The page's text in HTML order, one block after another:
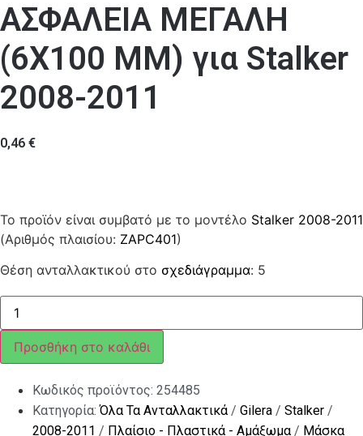
ΑΣΦΑΛΕΙΑ ΜΕΓΑΛΗ
(6Χ100 MM) για Stalker
2008-2011
0,46 €
Το προϊόν είναι συμβατό με το μοντέλο Stalker 2008-2011
(Αριθμός πλαισίου: ZAPC401)
Θέση ανταλλακτικού στο σχεδιάγραμμα: 5
ΑΣΦΑΛΕΙΑ
ΜΕΓΑΛΗ
(6Χ100
MM)
ποσότητα
Προσθήκη στο καλάθι
Κωδικός προϊόντος: 254485
Κατηγορία:Όλα Τα Ανταλλακτικά/ Gilera / Stalker /
2008-2011 / Πλαίσιο - Πλαστικά - Αμάξωμα/ Μάσκα